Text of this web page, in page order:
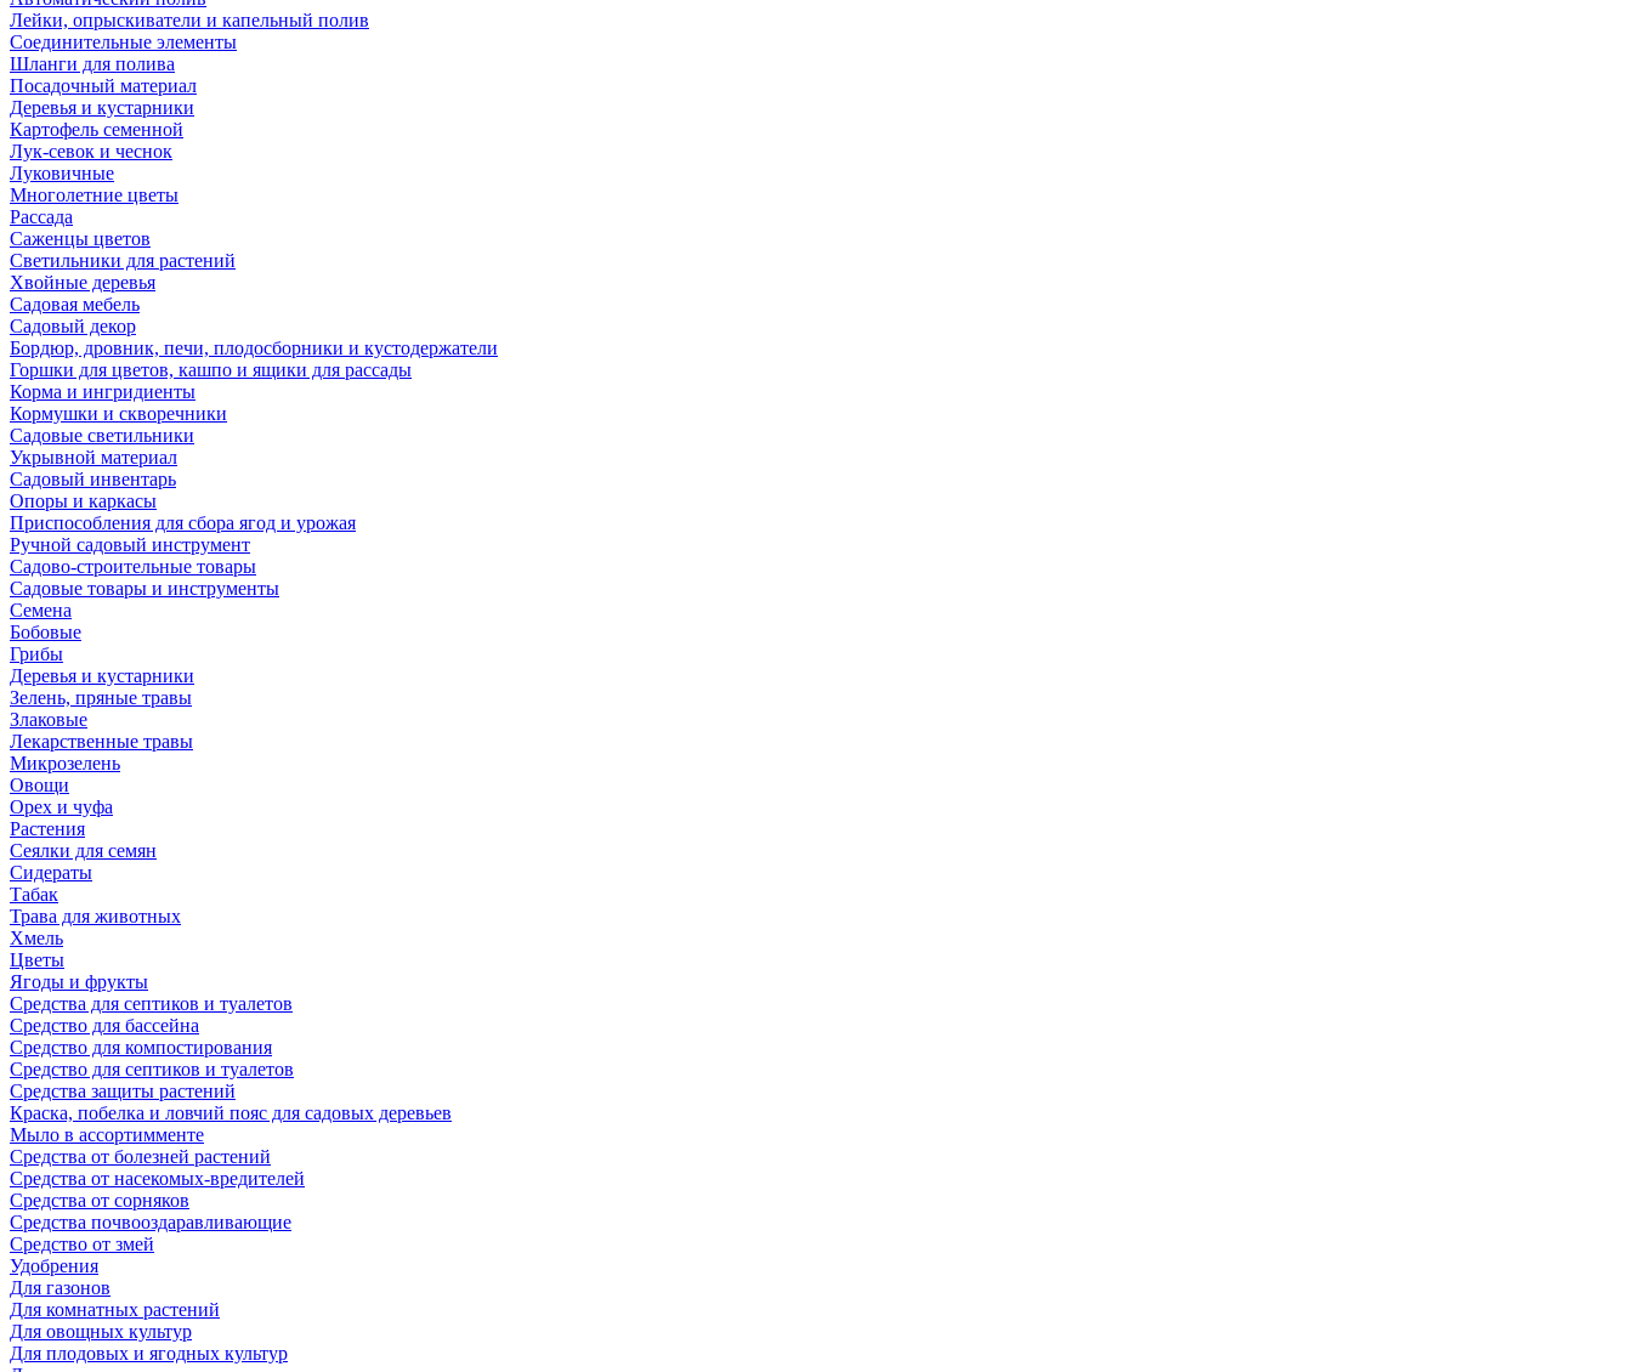
Лейки, опрыскиватели и капельный полив
Соединительные элементы
Шланги для полива
Посадочный материал
Деревья и кустарники
Картофель семенной
Лук-севок и чеснок
Луковичные
Многолетние цветы
Рассада
Саженцы цветов
Светильники для растений
Хвойные деревья
Садовая мебель
Садовый декор
Бордюр, дровник, печи, плодосборники и кустодержатели
Горшки для цветов, кашпо и ящики для рассады
Корма и ингридиенты
Кормушки и скворечники
Садовые светильники
Укрывной материал
Садовый инвентарь
Опоры и каркасы
Приспособления для сбора ягод и урожая
Ручной садовый инструмент
Садово-строительные товары
Садовые товары и инструменты
Семена
Бобовые
Грибы
Деревья и кустарники
Зелень, пряные травы
Злаковые
Лекарственные травы
Микрозелень
Овощи
Орех и чуфа
Растения
Сеялки для семян
Сидераты
Табак
Трава для животных
Хмель
Цветы
Ягоды и фрукты
Средства для септиков и туалетов
Средство для бассейна
Средство для компостирования
Средство для септиков и туалетов
Средства защиты растений
Краска, побелка и ловчий пояс для садовых деревьев
Мыло в ассортимменте
Средства от болезней растений
Средства от насекомых-вредителей
Средства от сорняков
Средства почвооздаравливающие
Средство от змей
Удобрения
Для газонов
Для комнатных растений
Для овощных культур
Для плодовых и ягодных культур